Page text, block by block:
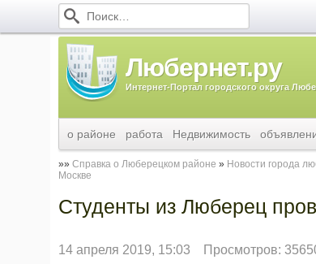
Любернет.ру
Интернет-Портал городского округа
о районе работа Недвижимость
Справка о Люберецком районе Новости города
Москве
Студенты из Люберец
14 апреля 2019, 15:03 Просмотров: